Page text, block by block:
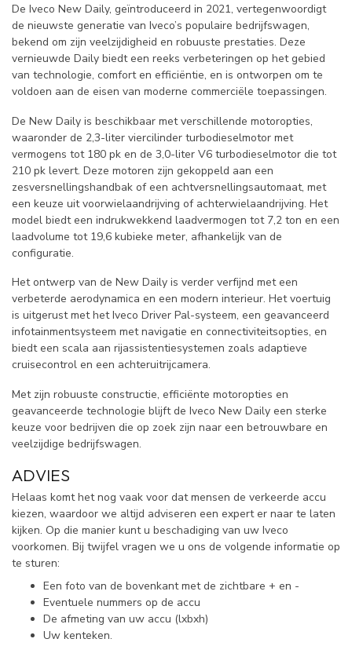
De Iveco New Daily, geïntroduceerd in 2021, vertegenwoordigt
de nieuwste generatie van Iveco’s populaire bedrijfswagen,
bekend om zijn veelzijdigheid en robuuste prestaties. Deze
vernieuwde Daily biedt een reeks verbeteringen op het gebied
van technologie, comfort en efficiëntie, en is ontworpen om te
voldoen aan de eisen van moderne commerciële toepassingen.
De New Daily is beschikbaar met verschillende motoropties,
waaronder de 2,3-liter viercilinder turbodieselmotor met
vermogens tot 180 pk en de 3,0-liter V6 turbodieselmotor die tot
210 pk levert. Deze motoren zijn gekoppeld aan een
zesversnellingshandbak of een achtversnellingsautomaat, met
een keuze uit voorwielaandrijving of achterwielaandrijving. Het
model biedt een indrukwekkend laadvermogen tot 7,2 ton en een
laadvolume tot 19,6 kubieke meter, afhankelijk van de
configuratie.
Het ontwerp van de New Daily is verder verfijnd met een
verbeterde aerodynamica en een modern interieur. Het voertuig
is uitgerust met het Iveco Driver Pal-systeem, een geavanceerd
infotainmentsysteem met navigatie en connectiviteitsopties, en
biedt een scala aan rijassistentiesystemen zoals adaptieve
cruisecontrol en een achteruitrijcamera.
Met zijn robuuste constructie, efficiënte motoropties en
geavanceerde technologie blijft de Iveco New Daily een sterke
keuze voor bedrijven die op zoek zijn naar een betrouwbare en
veelzijdige bedrijfswagen.
ADVIES
Helaas komt het nog vaak voor dat mensen de verkeerde accu
kiezen, waardoor we altijd adviseren een expert er naar te laten
kijken. Op die manier kunt u beschadiging van uw Iveco
voorkomen. Bij twijfel vragen we u ons de volgende informatie op
te sturen:
Een foto van de bovenkant met de zichtbare + en -
Eventuele nummers op de accu
De afmeting van uw accu (lxbxh)
Uw kenteken.